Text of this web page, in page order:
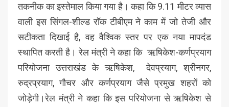
तकनीक का इस्तेमाल किया गया है। कहा कि 9.11 मीटर व्यास
वाली इस सिंगल-शील्ड रॉक टीबीएम ने काम में जो तेजी और
सटीकता दिखाई है, वह वैश्विक स्तर पर एक नया मापदंड
स्थापित करती है। रेल मंत्री ने कहा कि ऋषिकेश-कर्णप्रयाग
परियोजना उत्तराखंड के ऋषिकेश, देवप्रयाग, श्रीनगर,
रुद्रप्रयाग, गौचर और कर्णप्रयाग जैसे प्रमुख शहरों को
जोड़ेगी।रेल मंत्री ने कहा कि इस परियोजना से ऋषिकेश से